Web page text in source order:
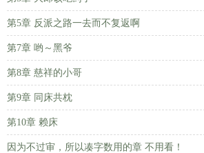
第5章 反派之路一去而不复返啊
第7章 哟～黑爷
第8章 慈祥的小哥
第9章 同床共枕
第10章 赖床
因为不过审，所以凑字数用的章 不用看！